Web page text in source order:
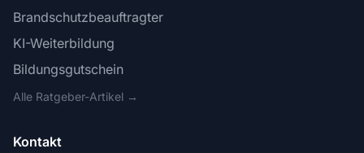
Brandschutzbeauftragter
KI-Weiterbildung
Bildungsgutschein
Alle Ratgeber-Artikel →
Kontakt